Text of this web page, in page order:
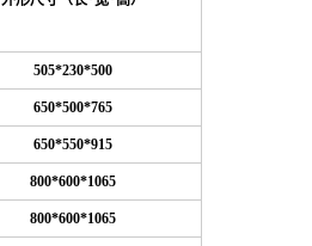
505*230*500
650*500*765
650*550*915
800*600*1065
800*600*1065